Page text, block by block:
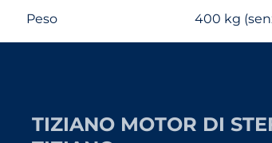
Peso 400 kg
TIZIANO MOTOR DI